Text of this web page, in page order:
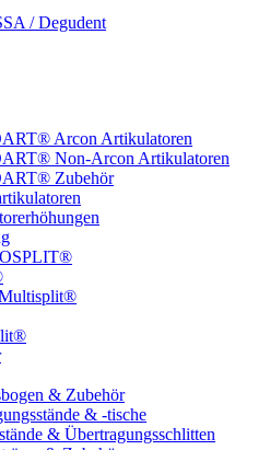
/ Degudent
Arcon Artikulatoren
Non-Arcon Artikulatoren
Zubehör
& Zubehör
& -tische
& Übertragungsschlitten